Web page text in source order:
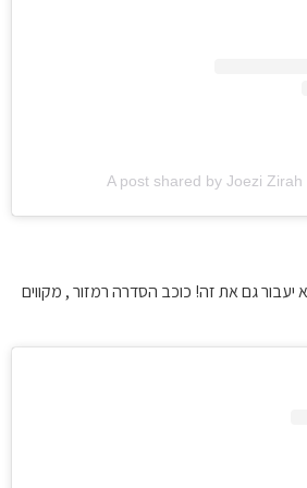
A post shared by Joezi Zirah
גם את זה! כוכב הסדרה רמזור , מקווים